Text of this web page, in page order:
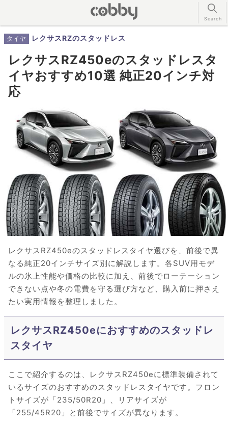
タイヤ レクサスRZのスタッドレス
レクサスRZ450eのスタッドレスタ
イヤおすすめ10選 純正20インチ対
応
レクサスRZ450eのスタッドレスタイヤ選びを、前後で異
なる純正20インチサイズ別に解説します。各SUV用モデ
ルの氷上性能や価格の比較に加え、前後でローテーション
できない点や冬の電費を守る選び方など、購入前に押さえ
たい実用情報を整理しました。
レクサスRZ450eにおすすめのスタッドレ
スタイヤ
ここで紹介するのは、レクサスRZ450eに標準装備されて
いるサイズのおすすめのスタッドレスタイヤです。フロン
トサイズが「235/50R20」、リアサイズが
「255/45R20」と前後でサイズが異なります。